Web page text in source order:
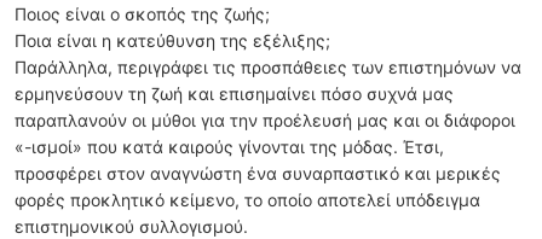
Ποιος είναι ο σκοπός της ζωής;
Ποια είναι η κατεύθυνση της εξέλιξης;
Παράλληλα, περιγράφει τις προσπάθειες των επιστημόνων να
ερμηνεύσουν τη ζωή και επισημαίνει πόσο συχνά μας
παραπλανούν οι μύθοι για την προέλευσή μας και οι διάφοροι
«-ισμοί» που κατά καιρούς γίνονται της μόδας. Έτσι,
προσφέρει στον αναγνώστη ένα συναρπαστικό και μερικές
φορές προκλητικό κείμενο, το οποίο αποτελεί υπόδειγμα
επιστημονικού συλλογισμού.